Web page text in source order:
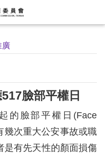
廣
臉部平權日
的臉部平權日(Face
幾次重大公安事故或職
是有先天性的顏面損傷